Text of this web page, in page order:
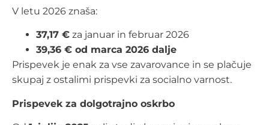
V letu 2026 znaša:
37,17 € za januar in februar 2026
39,36 € od marca 2026 dalje
Prispevek je enak za vse zavarovance in se plačuje
skupaj z ostalimi prispevki za socialno varnost.
Prispevek za dolgotrajno oskrbo